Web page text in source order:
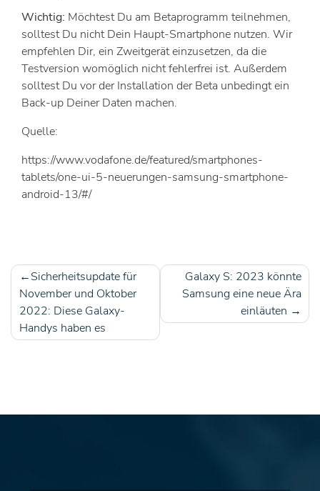
Wichtig: Möchtest Du am Betaprogramm teilnehmen,
solltest Du nicht Dein Haupt-Smartphone nutzen. Wir
empfehlen Dir, ein Zweitgerät einzusetzen, da die
Testversion womöglich nicht fehlerfrei ist. Außerdem
solltest Du vor der Installation der Beta unbedingt ein
Back-up Deiner Daten machen.
Quelle:
https://www.vodafone.de/featured/smartphones-
tablets/one-ui-5-neuerungen-samsung-smartphone-
android-13/#/
Beitragsnavigation
Sicherheitsupdate für
November und Oktober
2022: Diese Galaxy-
Handys haben es
Galaxy S: 2023 könnte
Samsung eine neue Ära
einläuten